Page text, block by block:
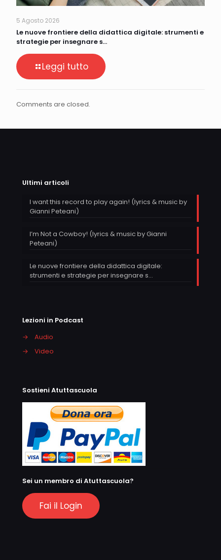
5 Agosto 2026
Le nuove frontiere della didattica digitale: strumenti e
strategie per insegnare s…
Leggi tutto
Comments are closed.
Ultimi articoli
I want this record to play again! (lyrics & music by
Gianni Peteani)
I’m Not a Cowboy! (lyrics & music by Gianni
Peteani)
Le nuove frontiere della didattica digitale:
strumenti e strategie per insegnare s…
Lezioni in Podcast
→
Audio
→
Video
Sostieni Atuttascuola
Sei un membro di Atuttascuola?
Fai il Login